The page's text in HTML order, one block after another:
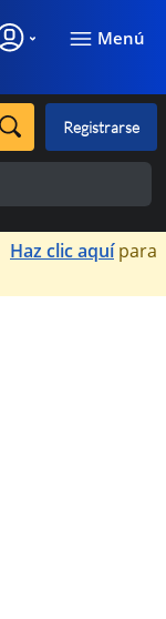
Menú
Registrarse
×
Haz clic aquípara